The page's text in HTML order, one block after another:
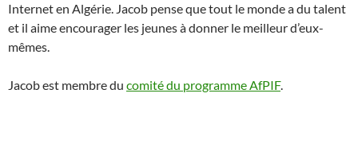
Internet en Algérie. Jacob pense que tout le monde a du talent
et il aime encourager les jeunes à donner le meilleur d’eux-
mêmes.
Jacob est membre du comité du programme AfPIF.